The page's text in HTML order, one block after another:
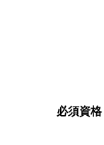
必須資格